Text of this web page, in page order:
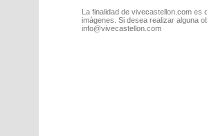
La finalidad de vivecastellon.com
imágenes. Si desea realizar alguna
info@vivecastellon.com